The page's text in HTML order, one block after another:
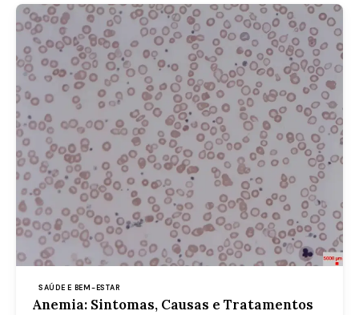
SAÚDE E BEM-ESTAR
Anemia: Sintomas, Causas e Tratamentos